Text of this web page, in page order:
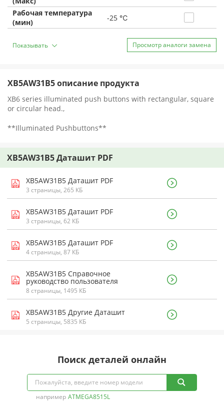
Рабочая температура
(мин)
-25 ℃
Показывать Просмотр аналоги замена
XB5AW31B5 описание продукта
XB6 series illuminated push buttons with rectangular, square
or circular head.,
**Illuminated Pushbuttons**
XB5AW31B5 Даташит PDF
XB5AW31B5 Даташит PDF
3 страницы, 265 КБ
XB5AW31B5 Даташит PDF
3 страницы, 62 КБ
XB5AW31B5 Даташит PDF
4 страницы, 87 КБ
XB5AW31B5 Справочное
руководство пользователя
8 страницы, 1495 КБ
XB5AW31B5 Другие Даташит
5 страницы, 5835 КБ
Поиск деталей онлайн
например ATMEGA8515L